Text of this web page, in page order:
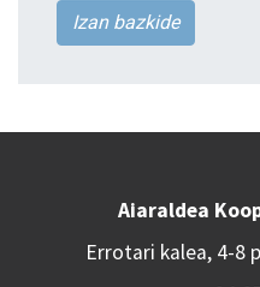
Izan bazkide
Aiaraldea
Errotari kalea, 4-8